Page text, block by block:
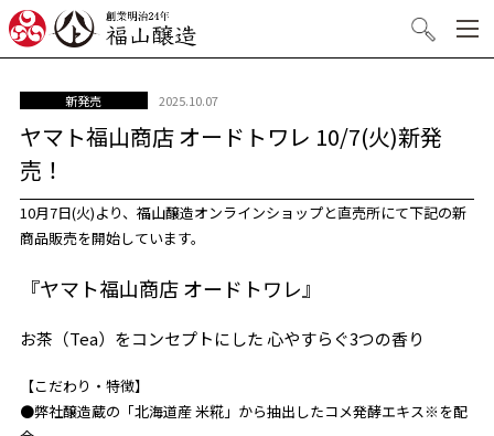
検索
新発売 2025.10.07
ヤマト福山商店 オードトワレ 10/7(火)新発
売！
10月7日(火)より、福山醸造オンラインショップと直売所にて下記の新
商品販売を開始しています。
『ヤマト福山商店 オードトワレ』
お茶（Tea）をコンセプトにした 心やすらぐ3つの香り
【こだわり・特徴】
●弊社醸造蔵の「北海道産 米糀」から抽出したコメ発酵エキス※を配